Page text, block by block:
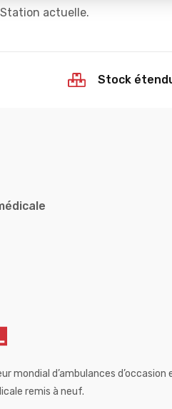
actuelle.
Stock
mondial d’ambulances d’occasion
remis à neuf.